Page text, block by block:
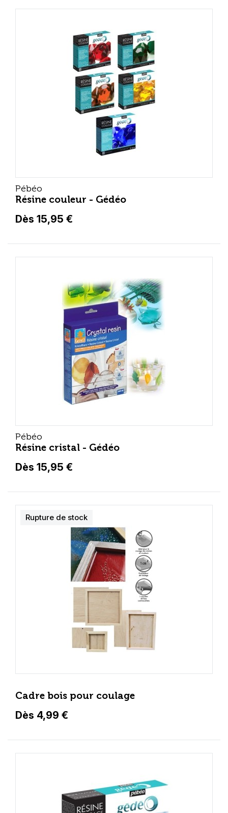
Pébéo
Résine couleur - Gédéo
Dès 15,95 €
Pébéo
Résine cristal - Gédéo
Dès 15,95 €
Cadre bois pour coulage
Dès 4,99 €
Rupture de stock